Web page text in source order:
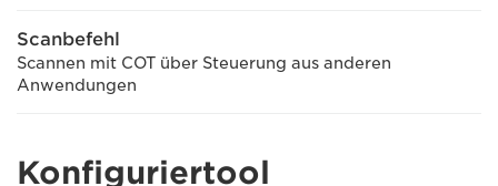
Scanbefehl
Scannen mit COT über Steuerung aus anderen
Anwendungen
Konfiguriertool